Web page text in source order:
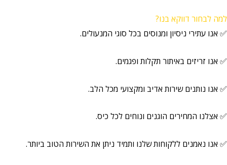
למה לבחור דווקא בנו?
✅ אנו עתירי ניסיון ומנוסים בכל סוגי המנעולים.
✅ אנו זריזים באיתור תקלות ופגמים.
✅ אנו נותנים שירות אדיב ומקצועי מכל הלב.
✅ אצלנו המחירים הוגנים ונוחים לכל כיס.
✅ אנו נאמנים ללקוחות שלנו ותמיד ניתן את השירות הטוב ביותר.